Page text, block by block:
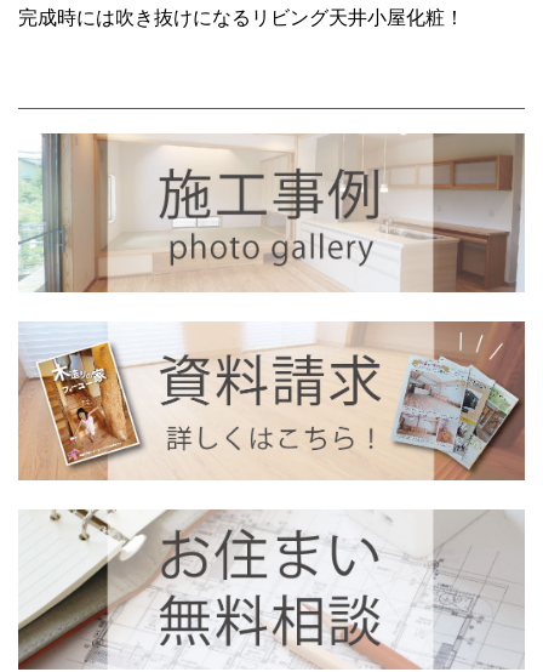
完成時には吹き抜けになるリビング天井小屋化粧！